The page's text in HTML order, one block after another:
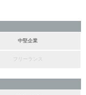
中堅企業
フリーランス